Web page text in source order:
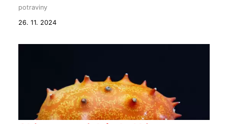
potraviny
26. 11. 2024